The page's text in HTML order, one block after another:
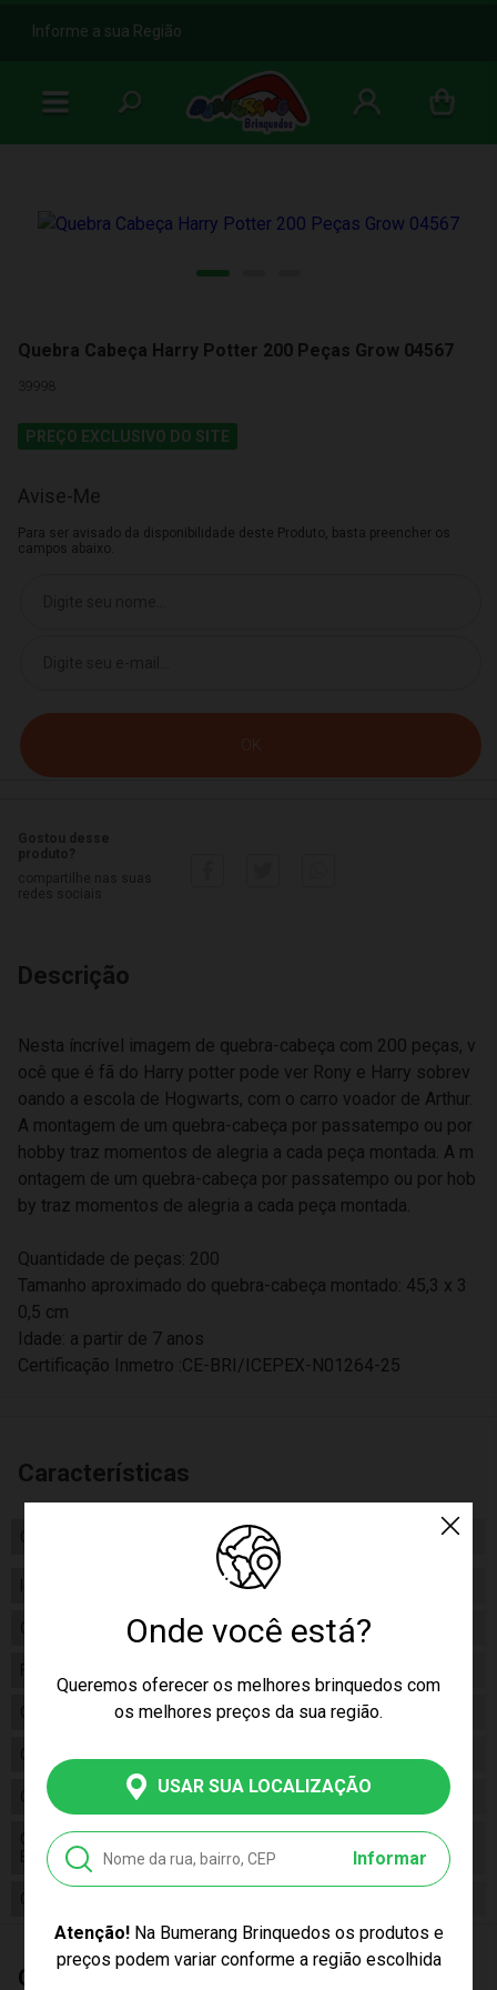
b
Informe a sua Região
Onde você está?
Queremos oferecer os melhores brinquedos com
os melhores preços da sua região.
USAR SUA LOCALIZAÇÃO
Informar
Atenção!Na Bumerang Brinquedos os produtos e
preços podem variar conforme a região escolhida
Quebra Cabeça Harry Potter 200 Peças Grow 04567
39998
PREÇO EXCLUSIVO DO SITE
Avise-Me
Para ser avisado da disponibilidade deste Produto, basta preencher os
campos abaixo.
Descrição
Nesta íncrível imagem de quebra-cabeça com 200 peças, v
ocê que é fã do Harry potter pode ver Rony e Harry sobrev
oando a escola de Hogwarts, com o carro voador de Arthur.
A montagem de um quebra-cabeça por passatempo ou por
hobby traz momentos de alegria a cada peça montada. A m
ontagem de um quebra-cabeça por passatempo ou por hob
by traz momentos de alegria a cada peça montada.
Quantidade de peças: 200
Tamanho aproximado do quebra-cabeça montado: 45,3 x 3
0,5 cm
Idade: a partir de 7 anos
Certificação Inmetro :CE-BRI/ICEPEX-N01264-25
Características
Certificado/ Selo Inmetro CE-BRI/ICEPEX-N01264-25
Gênero Unissex
Fabricante
Código 04567
Código de Barras
Composição Papel Cartonado
Conteúdo da
Embalagem
01 Quebra Cabeça Harry Potter 200
Peças Grow 04567
Cor Produto
Quem Comprou, Também Levou